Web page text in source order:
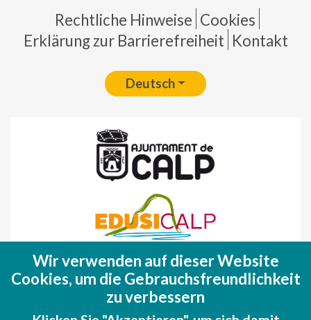
Pie de página
Rechtliche Hinweise Cookies
Erklärung zur Barrierefreiheit Kontakt
Deutsch
Fondo Europeo de Desarrollo Regional
(FEDER)
Una manera de hacer EUROPA
Wir verwenden auf dieser Website
Cookies, um die Gebrauchsfreundlichkeit
zu verbessern